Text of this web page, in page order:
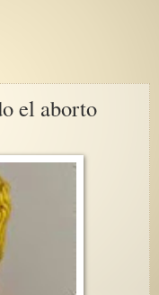
el aborto